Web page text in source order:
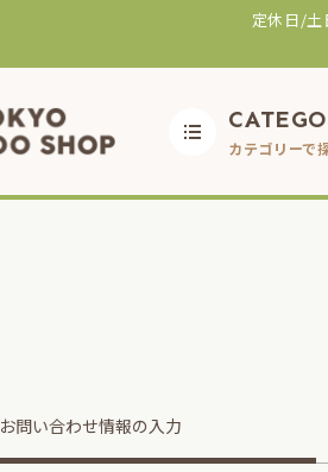
定休日/土
カテゴリーで
お問い合わせ情報の入力